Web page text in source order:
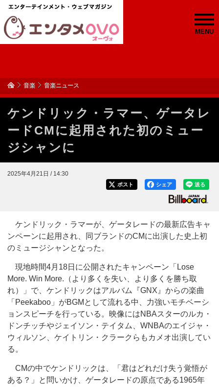
MENU
音楽 音楽ニュース
ケンドリック・ラマー、ゲータレ
ードCMに起用された初のミュー
ジシャンに
2025年4月21日 / 14:30
送る
シェア
ポスト
ケンドリック・ラマーが、ゲータレードの最新広告キャ
ンペーンに起用され、同ブランドのCMに出演した史上初
のミュージシャンとなった。
現地時間4月18日に公開されたキャンペーン「Lose
More. Win More.（より多くを失い、より多くを勝ち取
れ）」で、ケンドリック はアルバム『GNX』からの楽曲
「Peekaboo」がBGMとして流れる中、 力強いモチベーシ
ョンスピーチを行っている。映像にはNBAスターのルカ・
ドンチッチやジェイソン・テイタム、WNBAのエイジャ・
ウィルソン、ケイトリン・クラークらもカメオ出演してい
る。
CMの中でケンドリックは、「君はどれだけ失う覚悟が
ある？」と問いかけ、ゲータレードの原点である1965年